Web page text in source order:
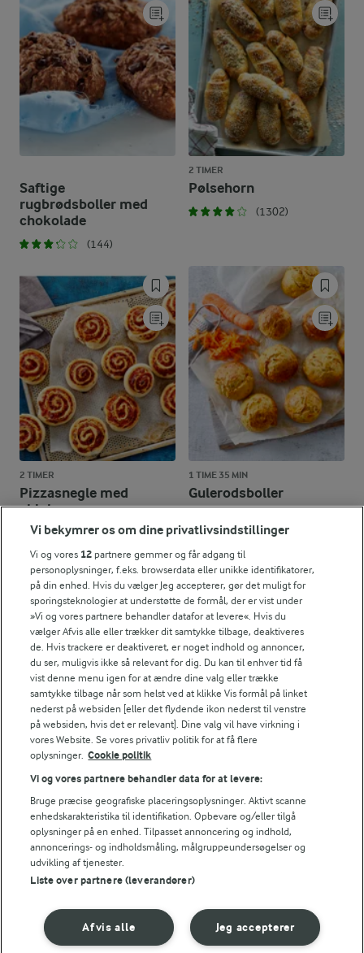
Saftige
rugbrødsboller med
chokolade
(144)
2 TIMER
Pølsehorn
(1302)
2 TIMER
Pizzasnegle med
skinke
(895)
1 TIME 35 MIN
Gulerodsboller
1 TIME 15 MIN
Grødboller
(215)
Hurtigt rugbrød
(96)
Vi bekymrer os om dine privatlivsindstillinger
Vi og vores 12 partnere gemmer og får adgang til
personoplysninger, f.eks. browserdata eller unikke identifikatorer,
på din enhed. Hvis du vælger Jeg accepterer, gør det muligt for
sporingsteknologier at understøtte de formål, der er vist under
»Vi og vores partnere behandler datafor at levere«. Hvis du
vælger Afvis alle eller trækker dit samtykke tilbage, deaktiveres
de. Hvis trackere er deaktiveret, er noget indhold og annoncer,
du ser, muligvis ikke så relevant for dig. Du kan til enhver tid få
vist denne menu igen for at ændre dine valg eller trække
samtykke tilbage når som helst ved at klikke Vis formål på linket
nederst på websiden [eller det flydende ikon nederst til venstre
på websiden, hvis det er relevant]. Dine valg vil have virkning i
vores Website. Se vores privatliv politik for at få flere
oplysninger. Cookie politik
Vi og vores partnere behandler data for at levere:
Bruge præcise geografiske placeringsoplysninger. Aktivt scanne
enhedskarakteristika til identifikation. Opbevare og/eller tilgå
oplysninger på en enhed. Tilpasset annoncering og indhold,
annoncerings- og indholdsmåling, målgruppeundersøgelser og
udvikling af tjenester.
Liste over partnere (leverandører)
Jeg accepterer
Afvis alle